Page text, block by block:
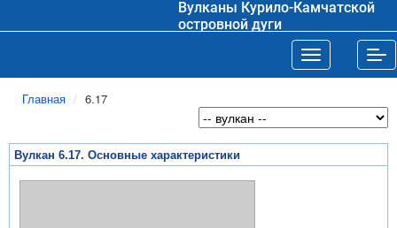
Вулканы Курило-Камчатской
островной дуги
Toggle
Главная 6.17
Вулкан 6.17. Основные характеристики